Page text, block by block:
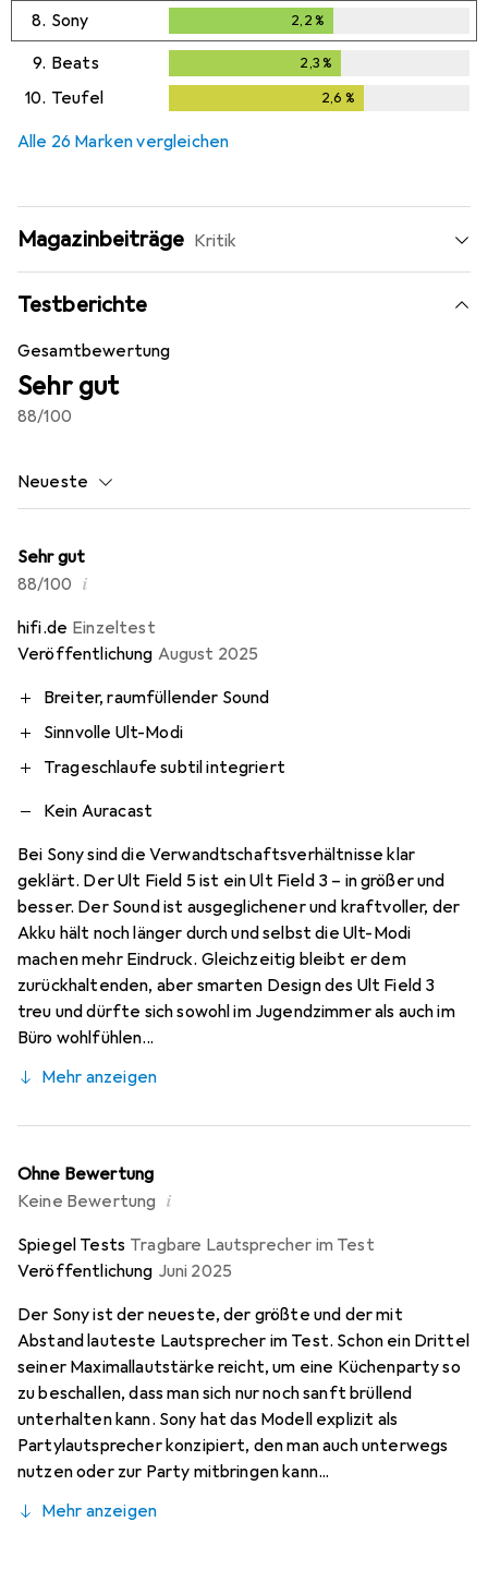
8. Sony 2,2 %
9. Beats 2,3 %
10. Teufel 2,6 %
Alle 26 Marken vergleichen
Magazinbeiträge Kritik
Testberichte
Gesamtbewertung
Sehr gut
88/100
Neueste
Sehr gut
88/100 i
hifi.de Einzeltest
Veröffentlichung August 2025
Breiter, raumfüllender Sound
Sinnvolle Ult-Modi
Trageschlaufe subtil integriert
Kein Auracast
Bei Sony sind die Verwandtschaftsverhältnisse klar
geklärt. Der Ult Field 5 ist ein Ult Field 3 – in größer und
besser. Der Sound ist ausgeglichener und kraftvoller, der
Akku hält noch länger durch und selbst die Ult-Modi
machen mehr Eindruck. Gleichzeitig bleibt er dem
zurückhaltenden, aber smarten Design des Ult Field 3
treu und dürfte sich sowohl im Jugendzimmer als auch im
Büro wohlfühlen...
Mehr anzeigen
Ohne Bewertung
Keine Bewertung i
Spiegel Tests Tragbare Lautsprecher im Test
Veröffentlichung Juni 2025
Der Sony ist der neueste, der größte und der mit
Abstand lauteste Lautsprecher im Test. Schon ein Drittel
seiner Maximallautstärke reicht, um eine Küchenparty so
zu beschallen, dass man sich nur noch sanft brüllend
unterhalten kann. Sony hat das Modell explizit als
Partylautsprecher konzipiert, den man auch unterwegs
nutzen oder zur Party mitbringen kann...
Mehr anzeigen